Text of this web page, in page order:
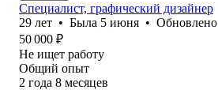
Специалист, графический дизайнер
29 лет • Была 5 июня • Обновлено
50 000 ₽
Не ищет работу
Общий опыт
2 года 8 месяцев